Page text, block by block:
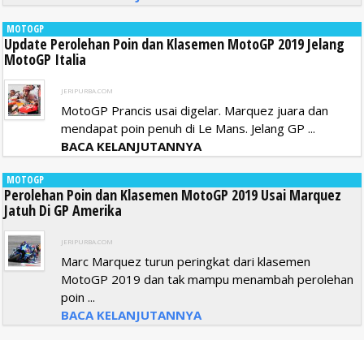
MOTOGP
Update Perolehan Poin dan Klasemen MotoGP 2019 Jelang
MotoGP Italia
JERIPURBA.COM
MotoGP Prancis usai digelar. Marquez juara dan
mendapat poin penuh di Le Mans. Jelang GP ...
BACA KELANJUTANNYA
MOTOGP
Perolehan Poin dan Klasemen MotoGP 2019 Usai Marquez
Jatuh Di GP Amerika
JERIPURBA.COM
Marc Marquez turun peringkat dari klasemen
MotoGP 2019 dan tak mampu menambah perolehan
poin ...
BACA KELANJUTANNYA